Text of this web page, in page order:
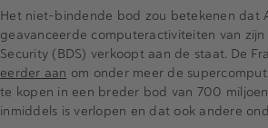
Het niet-bindende bod zou betekenen dat
geavanceerde computeractiviteiten van
Security (BDS) verkoopt aan de staat. De
eerder aan om onder meer de
te kopen in een breder bod van 700
inmiddels is verlopen en dat ook andere